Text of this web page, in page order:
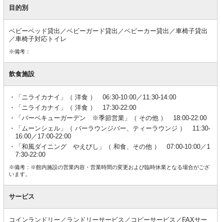
目的別
ベビーベッド貸出／ベビーガード貸出／ベビーカー貸出／車椅子貸出
／車椅子対応トイレ
※備考：
飲食施設
「ニライカナイ」（ 洋食 ） 06:30-10:00／11:30-14:00
「ニライカナイ」（ 洋食 ） 17:30-22:00
「バーベキューガーデン ※季節営業」（ その他 ） 18:00-22:00
「ムーンシェル」（ バーラウンジバー、ティーラウンジ ） 11:30-
16:00／17:00-22:00
「和風ダイニング やえびし」（ 和食、その他 ） 07:00-10:00／1
7:30-22:00
※備考：※館内施設の営業内容・営業時間の変更および臨時休業となる場合がござ
います。
サービス
コインランドリー／ランドリーサービス／コピーサービス／FAXサー